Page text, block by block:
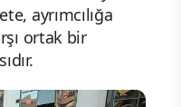
ayrımcılığa
ortak bir